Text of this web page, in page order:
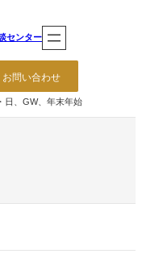
センター
お問い合わせ
、GW、年末年始